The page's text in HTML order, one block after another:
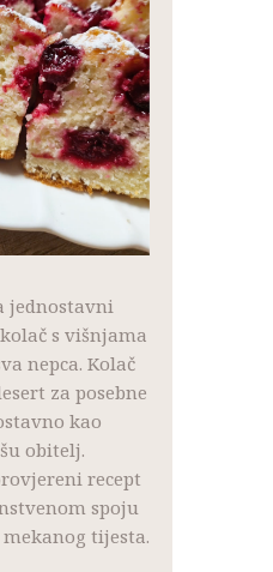
jednostavni
s višnjama
nepca. Kolač
za posebne
kao
obitelj.
recept
spoju
tijesta.